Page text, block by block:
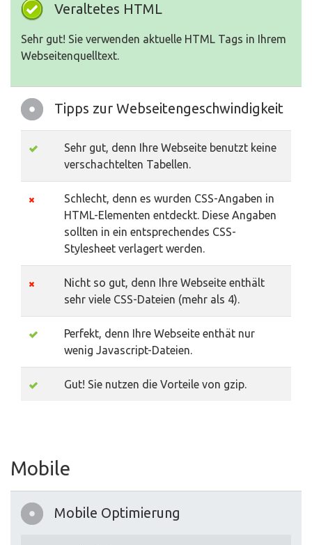
Veraltetes HTML
Sehr gut! Sie verwenden aktuelle HTML Tags in Ihrem
Webseitenquelltext.
Tipps zur Webseitengeschwindigkeit
Sehr gut, denn Ihre Webseite benutzt keine
verschachtelten Tabellen.
Schlecht, denn es wurden CSS-Angaben in
HTML-Elementen entdeckt. Diese Angaben
sollten in ein entsprechendes CSS-
Stylesheet verlagert werden.
Nicht so gut, denn Ihre Webseite enthält
sehr viele CSS-Dateien (mehr als 4).
Perfekt, denn Ihre Webseite enthät nur
wenig Javascript-Dateien.
Gut! Sie nutzen die Vorteile von gzip.
Mobile
Mobile Optimierung